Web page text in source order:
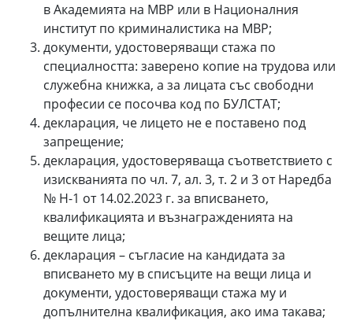
в Академията на МВР или в Националния
институт по криминалистика на МВР;
документи, удостоверяващи стажа по
специалността: заверено копие на трудова или
служебна книжка, а за лицата със свободни
професии се посочва код по БУЛСТАТ;
декларация, че лицето не е поставено под
запрещение;
декларация, удостоверяваща съответствието с
изискванията по чл. 7, ал. 3, т. 2 и 3 от Наредба
№ Н-1 от 14.02.2023 г. за вписването,
квалификацията и възнагражденията на
вещите лица;
декларация – съгласие на кандидата за
вписването му в списъците на вещи лица и
документи, удостоверяващи стажа му и
допълнителна квалификация, ако има такава;